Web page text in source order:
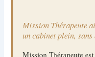
Mission Thérapeute
un cabinet plein, sans
Mission Thérapeute